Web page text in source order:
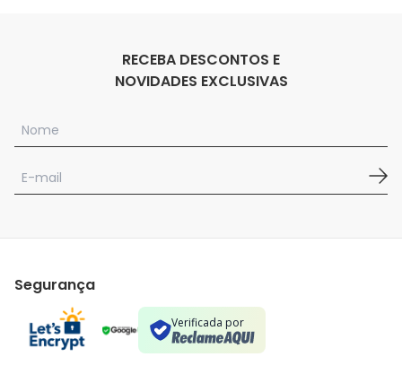
RECEBA DESCONTOS E
NOVIDADES EXCLUSIVAS
Segurança
Verificada por